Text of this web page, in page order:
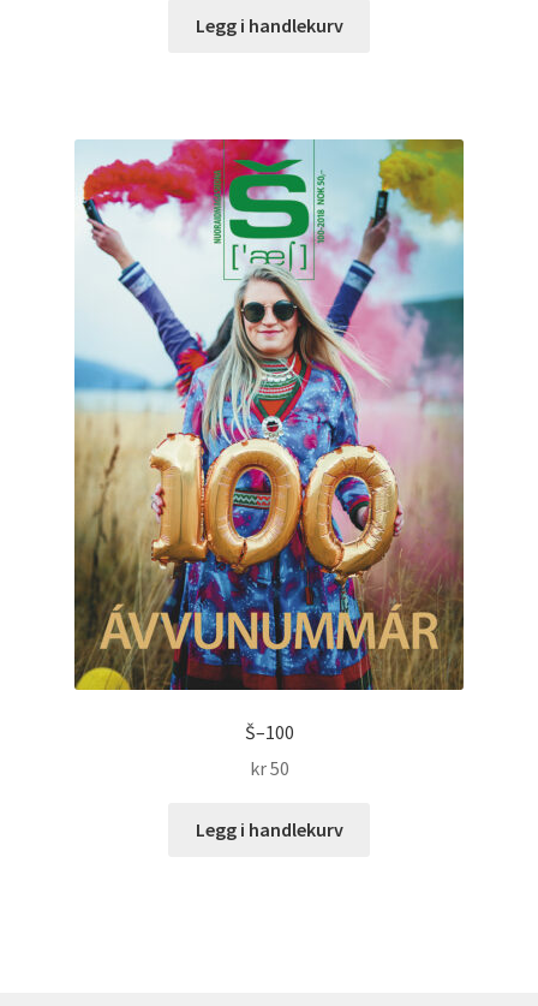
Legg i handlekurv
Š–100
kr50
Legg i handlekurv